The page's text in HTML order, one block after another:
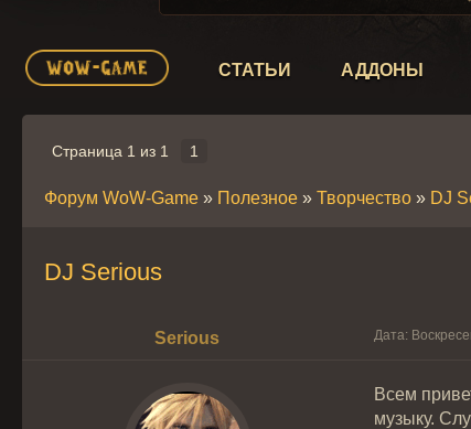
СТАТЬИ АДДОНЫ
Страница 1 из 1 1
Форум WoW-Game » Полезное » Творчество » DJ
DJ Serious
Serious Дата:
Всем
музыку.